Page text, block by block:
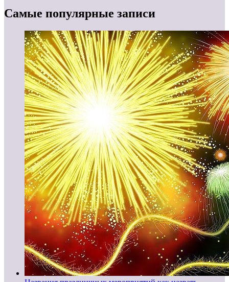
Самые популярные записи